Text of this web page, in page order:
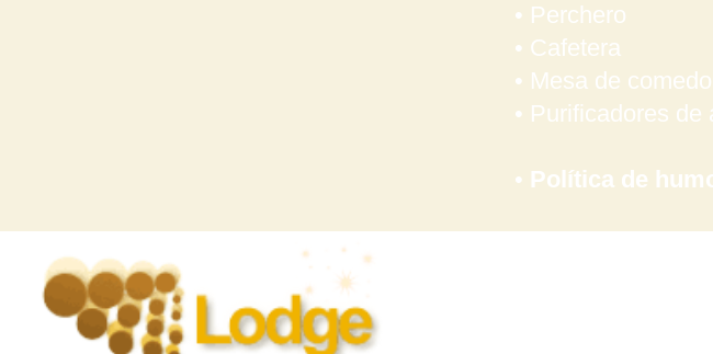
• Perchero
• Cafetera
• Mesa de
• Purificadores de
• Política de